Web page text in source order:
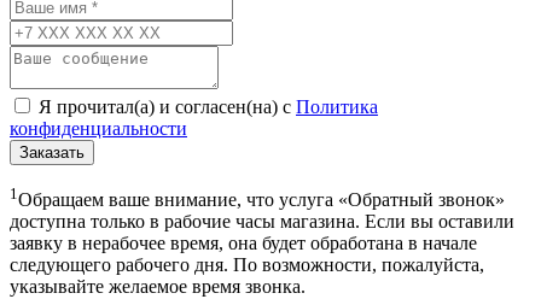
Я прочитал(а) и согласен(на) с Политика
конфиденциальности
Заказать
1Обращаем ваше внимание, что услуга «Обратный звонок»
доступна только в рабочие часы магазина. Если вы оставили
заявку в нерабочее время, она будет обработана в начале
следующего рабочего дня. По возможности, пожалуйста,
указывайте желаемое время звонка.